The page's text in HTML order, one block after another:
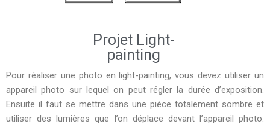
Projet Light-
painting
Pour réaliser une photo en light-painting, vous devez utiliser un
appareil photo sur lequel on peut régler la durée d’exposition.
Ensuite il faut se mettre dans une pièce totalement sombre et
utiliser des lumières que l’on déplace devant l’appareil photo.